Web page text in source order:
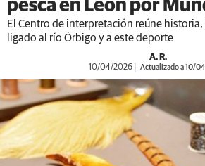
pesca en León por
El Centro de interpretación reúne
ligado al río Órbigo y a este deporte
A. R.
10/04/2026 Actualizado a 10/